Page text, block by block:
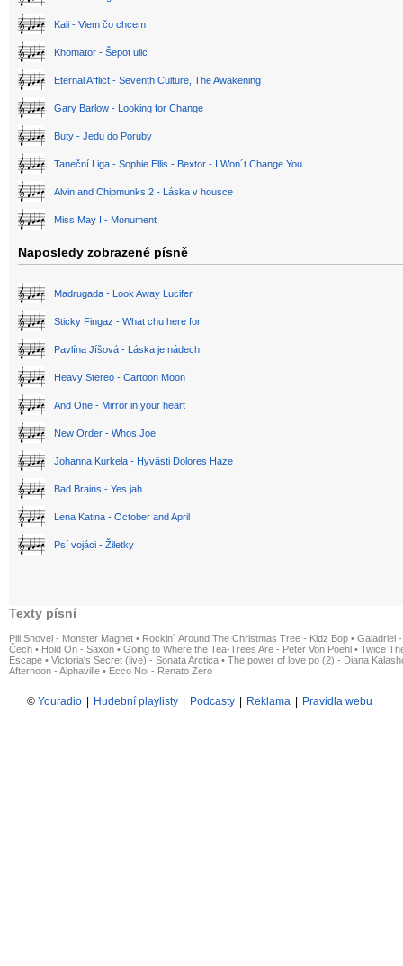
Kali - Viem čo chcem
Khomator - Šepot ulic
Eternal Afflict - Seventh Culture, The Awakening
Gary Barlow - Looking for Change
Buty - Jedu do Poruby
Taneční Liga - Sophie Ellis - Bextor - I Won´t Change You
Alvin and Chipmunks 2 - Láska v housce
Miss May I - Monument
Naposledy zobrazené písně
Madrugada - Look Away Lucifer
Sticky Fingaz - What chu here for
Pavlína Jíšová - Láska je nádech
Heavy Stereo - Cartoon Moon
And One - Mirror in your heart
New Order - Whos Joe
Johanna Kurkela - Hyvästi Dolores Haze
Bad Brains - Yes jah
Lena Katina - October and April
Psí vojáci - Žiletky
Texty písní
Pill Shovel - Monster Magnet • Rockin´ Around The Christmas Tree - Kidz Bop • Galadriel
Čech • Hold On - Saxon • Going to Where the Tea-Trees Are - Peter Von Poehl • Twice
Escape • Victoria's Secret (live) - Sonata Arctica • The power of love po (2) - Diana
Afternoon - Alphaville • Ecco Noi - Renato Zero
© Youradio Hudební playlisty Podcasty Reklama Pravidla webu